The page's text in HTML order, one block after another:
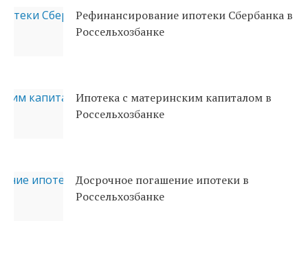
Рефинансирование ипотеки Сбербанка в
Россельхозбанке
Ипотека с материнским капиталом в
Россельхозбанке
Досрочное погашение ипотеки в
Россельхозбанке